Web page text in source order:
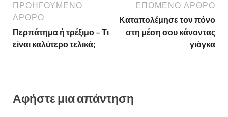
ΠΡΟΗΓΟΎΜΕΝΟ
ΆΡΘΡΟ
Περπάτημα ή τρέξιμο – Τι
είναι καλύτερο τελικά;
ΕΠΌΜΕΝΟ ΆΡΘΡΟ
Καταπολέμησε τον πόνο
στη μέση σου κάνοντας
γιόγκα
Αφήστε μια απάντηση